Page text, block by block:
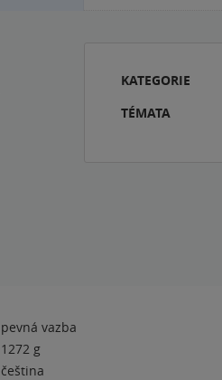
KATEGORIE
TÉMATA
pevná vazba
1272 g
čeština